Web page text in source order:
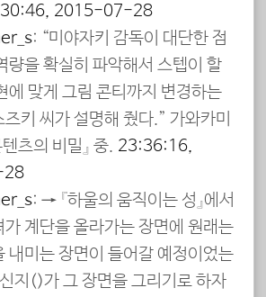
2015-07-28
: “미야자키 감독이 대단한 점
량을 확실히 파악해서 스텝이 할
에 맞게 그림 콘티까지 변경하는
키 씨가 설명해 줬다.” 가와카미
츠의 비밀』 중. 23:36:16,
: → 『하울의 움직이는 성』에서
가 계단을 올라가는 장면에 원래는
내미는 장면이 들어갈 예정이었는
(大塚伸治)가 그 장면을 그리기로 하자